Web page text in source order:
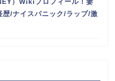
）Wikiプロフィール！妻
歴/ナイスパニック/ラップ/激